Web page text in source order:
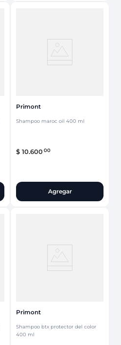
Primont
Shampoo maroc oil 400 ml
$ 10.60000
Agregar
Primont
Shampoo btx protector del color
400 ml